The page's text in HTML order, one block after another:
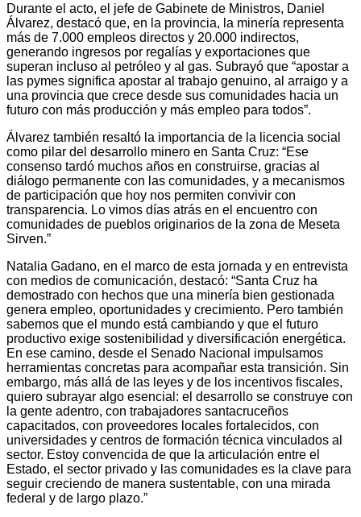
Durante el acto, el jefe de Gabinete de Ministros, Daniel
Álvarez, destacó que, en la provincia, la minería representa
más de 7.000 empleos directos y 20.000 indirectos,
generando ingresos por regalías y exportaciones que
superan incluso al petróleo y al gas. Subrayó que “apostar a
las pymes significa apostar al trabajo genuino, al arraigo y a
una provincia que crece desde sus comunidades hacia un
futuro con más producción y más empleo para todos”.
Álvarez también resaltó la importancia de la licencia social
como pilar del desarrollo minero en Santa Cruz: “Ese
consenso tardó muchos años en construirse, gracias al
diálogo permanente con las comunidades, y a mecanismos
de participación que hoy nos permiten convivir con
transparencia. Lo vimos días atrás en el encuentro con
comunidades de pueblos originarios de la zona de Meseta
Sirven.”
Natalia Gadano, en el marco de esta jornada y en entrevista
con medios de comunicación, destacó: “Santa Cruz ha
demostrado con hechos que una minería bien gestionada
genera empleo, oportunidades y crecimiento. Pero también
sabemos que el mundo está cambiando y que el futuro
productivo exige sostenibilidad y diversificación energética.
En ese camino, desde el Senado Nacional impulsamos
herramientas concretas para acompañar esta transición. Sin
embargo, más allá de las leyes y de los incentivos fiscales,
quiero subrayar algo esencial: el desarrollo se construye con
la gente adentro, con trabajadores santacruceños
capacitados, con proveedores locales fortalecidos, con
universidades y centros de formación técnica vinculados al
sector. Estoy convencida de que la articulación entre el
Estado, el sector privado y las comunidades es la clave para
seguir creciendo de manera sustentable, con una mirada
federal y de largo plazo.”